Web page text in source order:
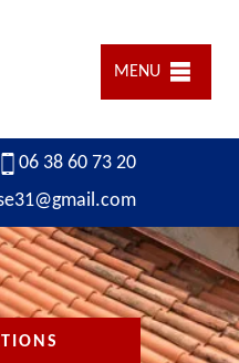
MENU
06 38 60 73 20